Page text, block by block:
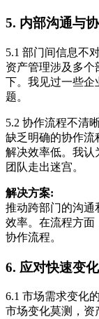
5. 内部沟通与
5.1 部门间信息不
资产管理涉及多
下。我见过一些企
题。
5.2 协作流程不清
缺乏明确的协作流
解决效率低。我认
团队走出迷宫。
解决方案:
推动跨部门的沟通
效率。在流程方面
协作流程。
6. 应对快速变
6.1 市场需求变化
市场变化莫测，资